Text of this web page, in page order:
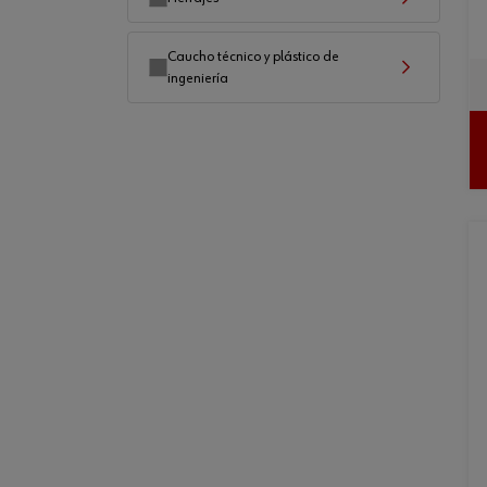
Caucho técnico y plástico de
ingeniería